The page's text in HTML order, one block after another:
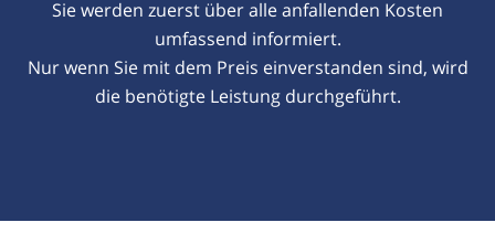
Sie werden zuerst über alle anfallenden Kosten
umfassend informiert.
Nur wenn Sie mit dem Preis einverstanden sind, wird
die benötigte Leistung durchgeführt.